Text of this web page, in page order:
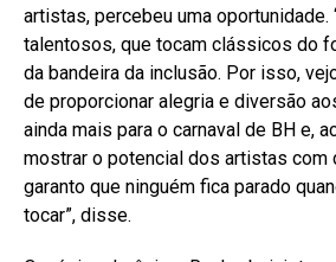
artistas, percebeu uma oportunidade.
talentosos, que tocam clássicos do
da bandeira da inclusão. Por isso,
de proporcionar alegria e diversão
ainda mais para o carnaval de BH e,
mostrar o potencial dos artistas com
garanto que ninguém fica parado
tocar”, disse.